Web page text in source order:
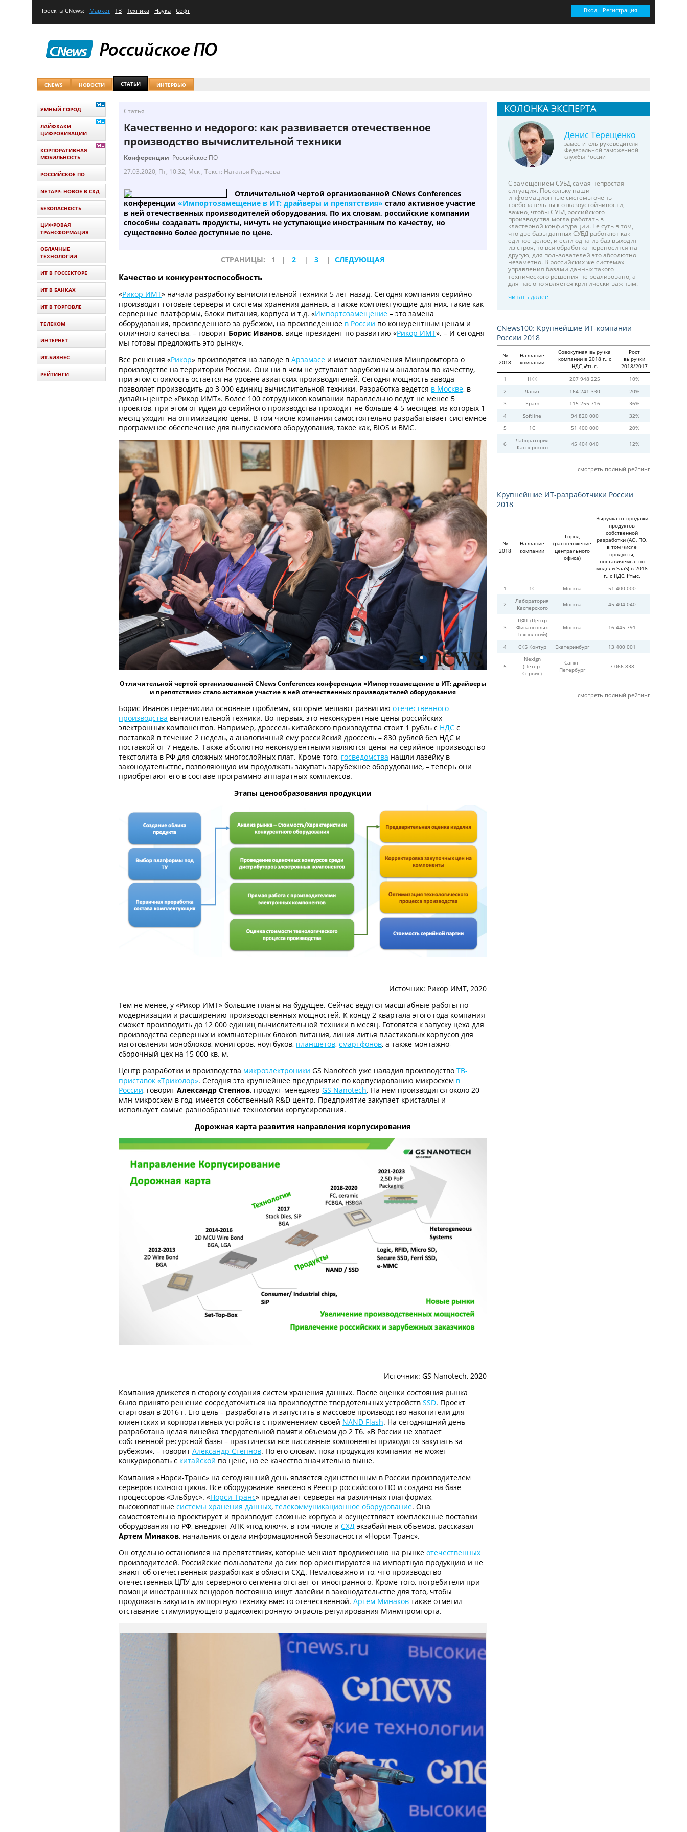
Вход Регистрация
Проекты CNews: Маркет ТВ Техника Наука Софт
CNEWS НОВОСТИ СТАТЬИ ИНТЕРВЬЮ
Статья
Качественно и недорого: как развивается отечественное
производство вычислительной техники
Конференции Российское ПО
27.03.2020, Пт, 10:32, Мск , Текст: Наталья Рудычева
Отличительной чертой организованной CNews Conferences
конференции «Импортозамещение в ИТ: драйверы и препятствия» стало активное участие
в ней отечественных производителей оборудования. По их словам, российские компании
способны создавать продукты, ничуть не уступающие иностранным по качеству, но
существенно более доступные по цене.
СТРАНИЦЫ: 1 | 2 | 3 | СЛЕДУЮЩАЯ
Качество и конкурентоспособность
«Рикор ИМТ» начала разработку вычислительной техники 5 лет назад. Сегодня компания серийно
производит готовые серверы и системы хранения данных, а также комплектующие для них, такие как
серверные платформы, блоки питания, корпуса и т.д. «Импортозамещение – это замена
оборудования, произведенного за рубежом, на произведенное в России по конкурентным ценам и
отличного качества, – говорит Борис Иванов, вице-президент по развитию «Рикор ИМТ». – И сегодня
мы готовы предложить это рынку».
Все решения «Рикор» производятся на заводе в Арзамасе и имеют заключения Минпромторга о
производстве на территории России. Они ни в чем не уступают зарубежным аналогам по качеству,
при этом стоимость остается на уровне азиатских производителей. Сегодня мощность завода
позволяет производить до 3 000 единиц вычислительной техники. Разработка ведется в Москве, в
дизайн-центре «Рикор ИМТ». Более 100 сотрудников компании параллельно ведут не менее 5
проектов, при этом от идеи до серийного производства проходит не больше 4-5 месяцев, из которых 1
месяц уходит на оптимизацию цены. В том числе компания самостоятельно разрабатывает системное
программное обеспечение для выпускаемого оборудования, такое как, BIOS и BMC.
Отличительной чертой организованной CNews Conferences конференции «Импортозамещение в ИТ: драйверы
и препятствия» стало активное участие в ней отечественных производителей оборудования
Борис Иванов перечислил основные проблемы, которые мешают развитию отечественного
производства вычислительной техники. Во-первых, это неконкурентные цены российских
электронных компонентов. Например, дроссель китайского производства стоит 1 рубль с НДС с
поставкой в течение 2 недель, а аналогичный ему российский дроссель – 830 рублей без НДС и
поставкой от 7 недель. Также абсолютно неконкурентными являются цены на серийное производство
текстолита в РФ для сложных многослойных плат. Кроме того, госведомства нашли лазейку в
законодательстве, позволяющую им продолжать закупать зарубежное оборудование, – теперь они
приобретают его в составе программно-аппаратных комплексов.
Этапы ценообразования продукции
Источник: Рикор ИМТ, 2020
Тем не менее, у «Рикор ИМТ» большие планы на будущее. Сейчас ведутся масштабные работы по
модернизации и расширению производственных мощностей. К концу 2 квартала этого года компания
сможет производить до 12 000 единиц вычислительной техники в месяц. Готовятся к запуску цеха для
производства серверных и компьютерных блоков питания, линия литья пластиковых корпусов для
изготовления моноблоков, мониторов, ноутбуков, планшетов, смартфонов, а также монтажно-
сборочный цех на 15 000 кв. м.
Центр разработки и производства микроэлектроники GS Nanotech уже наладил производство ТВ-
приставок «Триколор». Сегодня это крупнейшее предприятие по корпусированию микросхем в
России, говорит Александр Степнов, продукт-менеджер GS Nanotech. На нем производится около 20
млн микросхем в год, имеется собственный R&D центр. Предприятие закупает кристаллы и
использует самые разнообразные технологии корпусирования.
Дорожная карта развития направления корпусирования
Источник: GS Nanotech, 2020
Компания движется в сторону создания систем хранения данных. После оценки состояния рынка
было принято решение сосредоточиться на производстве твердотельных устройств SSD. Проект
стартовал в 2016 г. Его цель – разработать и запустить в массовое производство накопители для
клиентских и корпоративных устройств с применением своей NAND Flash. На сегодняшний день
разработана целая линейка твердотельной памяти объемом до 2 Тб. «В России не хватает
собственной ресурсной базы – практически все пассивные компоненты приходится закупать за
рубежом», – говорит Александр Степнов. По его словам, пока продукция компании не может
конкурировать с китайской по цене, но ее качество значительно выше.
Компания «Норси-Транс» на сегодняшний день является единственным в России производителем
серверов полного цикла. Все оборудование внесено в Реестр российского ПО и создано на базе
процессоров «Эльбрус». «Норси-Транс» предлагает серверы на различных платформах,
высокоплотные системы хранения данных, телекоммуникационное оборудование. Она
самостоятельно проектирует и производит сложные корпуса и осуществляет комплексные поставки
оборудования по РФ, внедряет АПК «под ключ», в том числе и СХД экзабайтных объемов, рассказал
Артем Минаков, начальник отдела информационной безопасности «Норси-Транс».
Он отдельно остановился на препятствиях, которые мешают продвижению на рынке отечественных
производителей. Российские пользователи до сих пор ориентируются на импортную продукцию и не
знают об отечественных разработках в области СХД. Немаловажно и то, что производство
отечественных ЦПУ для серверного сегмента отстает от иностранного. Кроме того, потребители при
помощи иностранных вендоров постоянно ищут лазейки в законодательстве для того, чтобы
продолжать закупать импортную технику вместо отечественной. Артем Минаков также отметил
отставание стимулирующего радиоэлектронную отрасль регулирования Минмпромторга.
КОЛОНКА ЭКСПЕРТА
Денис Терещенко
заместитель руководителя
Федеральной таможенной
службы России
С замещением СУБД самая непростая
ситуация. Поскольку наши
информационные системы очень
требовательны к отказоустойчивости,
важно, чтобы СУБД российского
производства могла работать в
кластерной конфигурации. Ее суть в том,
что две базы данных СУБД работают как
единое целое, и если одна из баз выходит
из строя, то вся обработка переносится на
другую, для пользователей это абсолютно
незаметно. В российских же системах
управления базами данных такого
технического решения не реализовано, а
для нас оно является критически важным.
читать далее
CNews100: Крупнейшие ИТ-компании
России 2018
№
2018
Название
компании
Совокупная выручка
компании в 2018 г., c
НДС, ₽тыс.
Рост
выручки
2018/2017
1
НКК 207 948 225
10%
2
Ланит 164 241 330
20%
3
Epam 115 255 716
36%
4
Softline 94 820 000
32%
5
1С 51 400 000 20%
6
Лаборатория
Касперского
45 404 040 12%
смотреть полный рейтинг
Крупнейшие ИТ-разработчики России
2018
№
2018
Название
компании
Город
(расположение
центрального
офиса)
Выручка от продажи
продуктов
собственной
разработки (АО, ПО,
в том числе
продукты,
поставляемые по
модели SaaS) в 2018
г., с НДС, ₽тыс.
1
1С Москва 51 400 000
2
Лаборатория
Касперского
Москва 45 404 040
3
ЦФТ (Центр
Финансовых
Технологий)
Москва 16 445 791
4 СКБ Контур Екатеринбург 13 400 001
5
Nexign
(Петер-
Сервис)
Санкт-
Петербург
7 066 838
смотреть полный рейтинг
УМНЫЙ ГОРОД
ЛАЙФХАКИ
ЦИФРОВИЗАЦИИ
КОРПОРАТИВНАЯ
МОБИЛЬНОСТЬ
РОССИЙСКОЕ ПО
NETAPP: НОВОЕ В СХД
БЕЗОПАСНОСТЬ
ЦИФРОВАЯ
ТРАНСФОРМАЦИЯ
ОБЛАЧНЫЕ
ТЕХНОЛОГИИ
ИТ В ГОССЕКТОРЕ
ИТ В БАНКАХ
ИТ В ТОРГОВЛЕ
ТЕЛЕКОМ
ИНТЕРНЕТ
ИТ-БИЗНЕС
РЕЙТИНГИ